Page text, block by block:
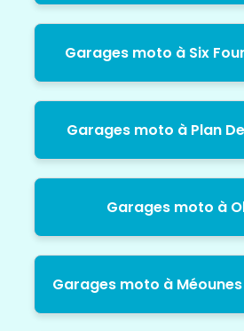
Garages moto à Six
Garages moto à Plan
Garages moto à
Garages moto à